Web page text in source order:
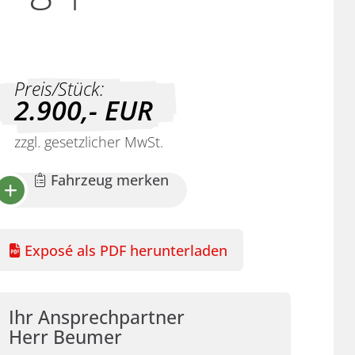
Preis/Stück:
2.900,- EUR
zzgl. gesetzlicher MwSt.
Fahrzeug merken
Exposé als PDF herunterladen
Ihr Ansprechpartner
Herr Beumer